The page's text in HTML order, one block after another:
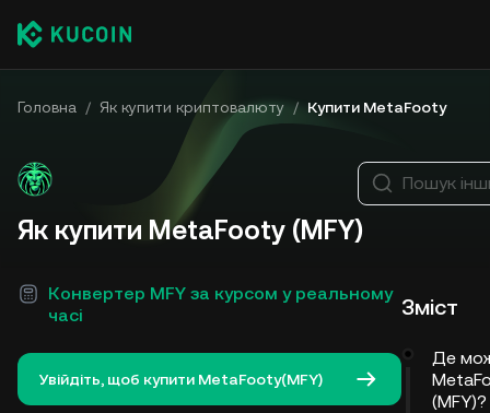
Головна / Як купити криптовалюту / Купити MetaFooty
Як купити MetaFooty (MFY)
Конвертер MFY за курсом у реальному
часі
Увійдіть, щоб купити MetaFooty(MFY)
Пошук
Зміст
Де
(MFY)?